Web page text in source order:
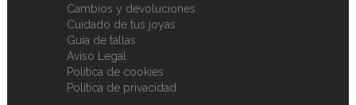
Cambios y devoluciones
Cuidado de tus joyas
Guía de tallas
Aviso Legal
Política de cookies
Política de privacidad